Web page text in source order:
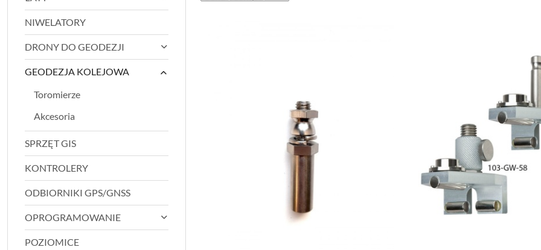
NIWELATORY
DRONY DO GEODEZJI
GEODEZJA KOLEJOWA
Toromierze
Akcesoria
SPRZĘT GIS
KONTROLERY
ODBIORNIKI GPS/GNSS
OPROGRAMOWANIE
POZIOMICE